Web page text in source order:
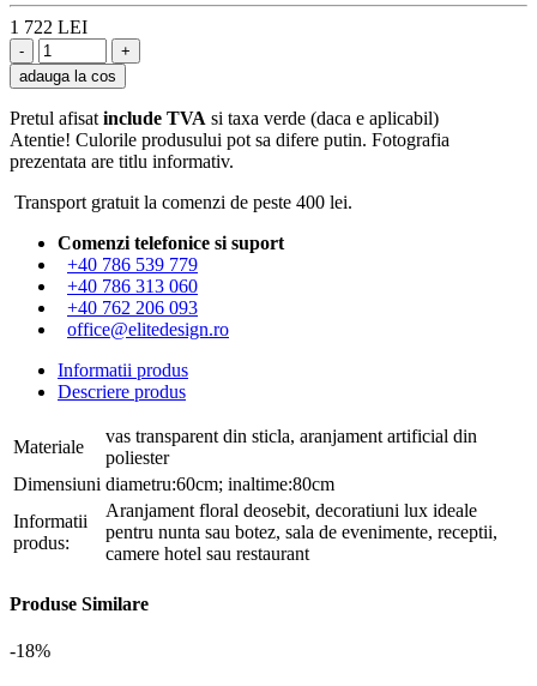
1 722 LEI
adauga la cos
Pretul afisat include TVA si taxa verde (daca e aplicabil)
Atentie! Culorile produsului pot sa difere putin. Fotografia
prezentata are titlu informativ.
Transport gratuit la comenzi de peste 400 lei.
Comenzi telefonice si suport
+40 786 539 779
+40 786 313 060
+40 762 206 093
office@elitedesign.ro
Informatii produs
Descriere produs
Materiale
vas transparent din sticla, aranjament artificial din
poliester
Dimensiuni diametru:60cm; inaltime:80cm
Informatii
produs:
Aranjament floral deosebit, decoratiuni lux ideale
pentru nunta sau botez, sala de evenimente, receptii,
camere hotel sau restaurant
Produse Similare
-18%